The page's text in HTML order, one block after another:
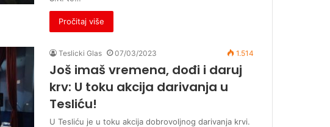
Pročitaj više
Teslicki Glas 07/03/2023 1.514
Još imaš vremena, dođi i daruj
krv: U toku akcija darivanja u
Tesliću!
U Tesliću je u toku akcija dobrovoljnog darivanja krvi.